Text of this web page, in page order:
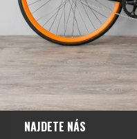
NAJDETE NÁS